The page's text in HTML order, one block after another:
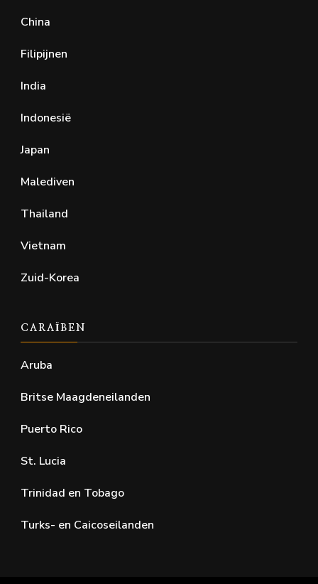
China
Filipijnen
India
Indonesië
Japan
Malediven
Thailand
Vietnam
Zuid-Korea
CARAÏBEN
Aruba
Britse Maagdeneilanden
Puerto Rico
St. Lucia
Trinidad en Tobago
Turks- en Caicoseilanden